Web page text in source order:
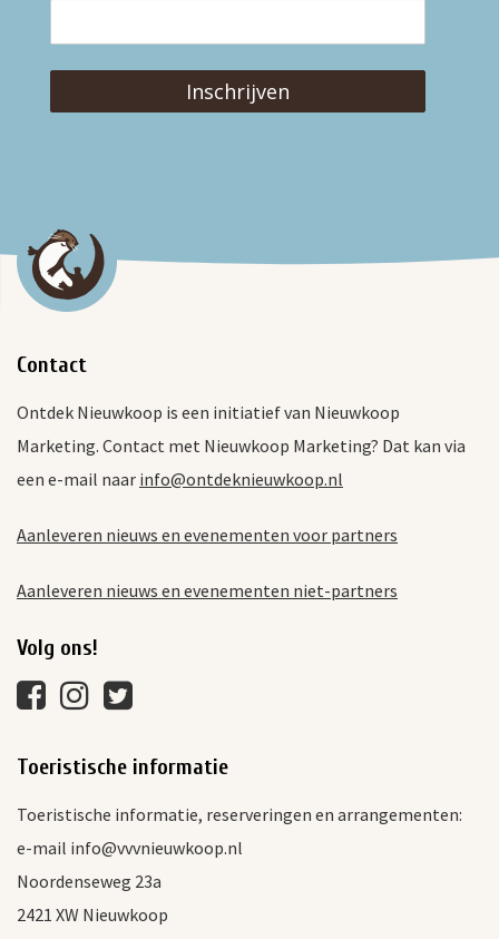
Inschrijven
Contact
Ontdek Nieuwkoop is een initiatief van Nieuwkoop
Marketing. Contact met Nieuwkoop Marketing? Dat kan via
een e-mail naar info@ontdeknieuwkoop.nl
Aanleveren nieuws en evenementen voor partners
Aanleveren nieuws en evenementen niet-partners
Volg ons!
Toeristische informatie
Toeristische informatie, reserveringen en arrangementen:
e-mail info@vvvnieuwkoop.nl
Noordenseweg 23a
2421 XW Nieuwkoop